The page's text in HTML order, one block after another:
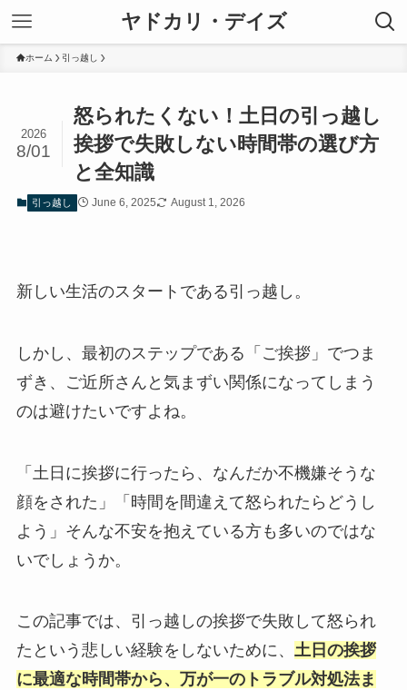
ヤドカリ・デイズ
ホーム 引っ越し
怒られたくない！土日の引っ越し
挨拶で失敗しない時間帯の選び方
と全知識
2026
8/01
引っ越し June 6, 2025 August 1, 2026
新しい生活のスタートである引っ越し。
しかし、最初のステップである「ご挨拶」でつま
ずき、ご近所さんと気まずい関係になってしまう
のは避けたいですよね。
「土日に挨拶に行ったら、なんだか不機嫌そうな
顔をされた」「時間を間違えて怒られたらどうし
よう」そんな不安を抱えている方も多いのではな
いでしょうか。
この記事では、引っ越しの挨拶で失敗して怒られ
たという悲しい経験をしないために、 土日の挨拶
に最適な時間帯から、万が一のトラブル対処法ま